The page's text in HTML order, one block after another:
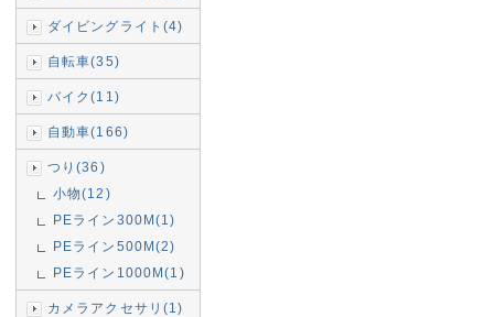
ダイビングライト(4)
自転車(35)
バイク(11)
自動車(166)
つり(36)
小物(12)
PEライン300M(1)
PEライン500M(2)
PEライン1000M(1)
カメラアクセサリ(1)